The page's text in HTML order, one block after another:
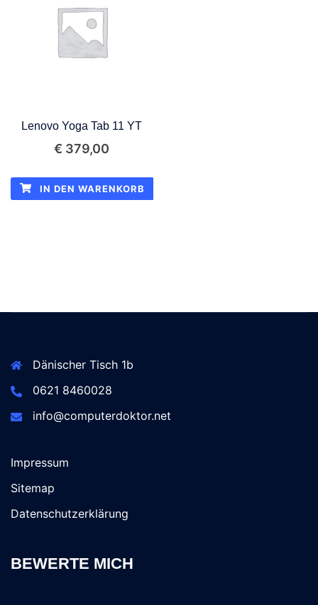
Lenovo Yoga Tab 11 YT
€ 379,00
IN DEN WARENKORB
Dänischer Tisch 1b
0621 8460028
info@computerdoktor.net
Impressum
Sitemap
Datenschutzerklärung
BEWERTE MICH